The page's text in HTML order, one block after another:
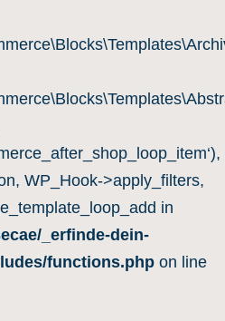
WP_Hook->apply_filters,
in
_erfinde-dein-
functions.php on line